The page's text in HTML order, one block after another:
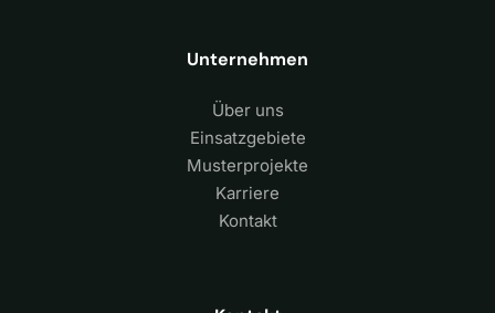
Unternehmen
Über uns
Einsatzgebiete
Musterprojekte
Karriere
Kontakt